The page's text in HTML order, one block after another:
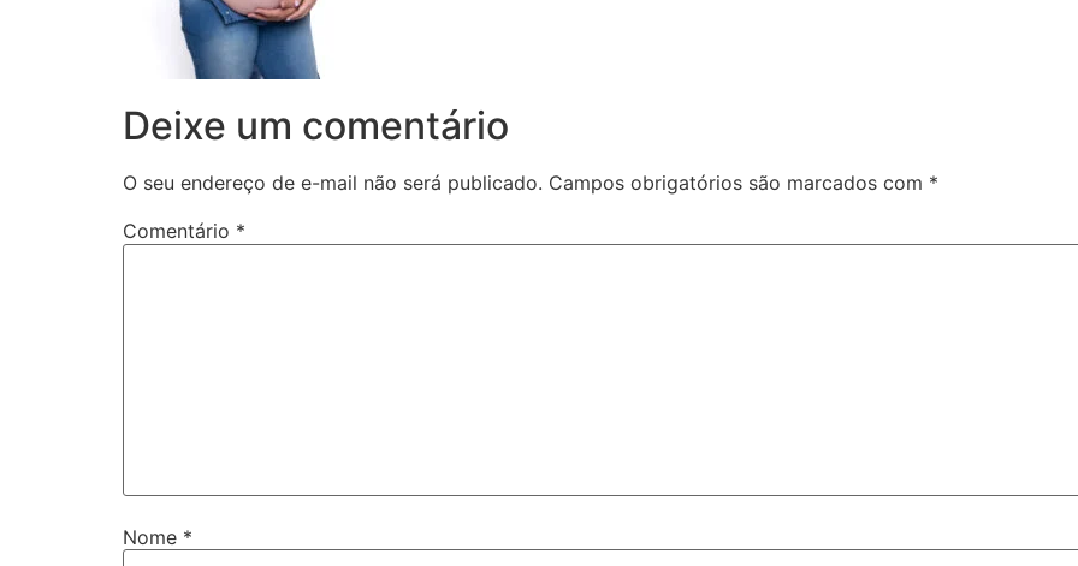
Deixe um comentário
O seu endereço de e-mail não será publicado. Campos obrigatórios são marcados com *
Comentário *
Nome *